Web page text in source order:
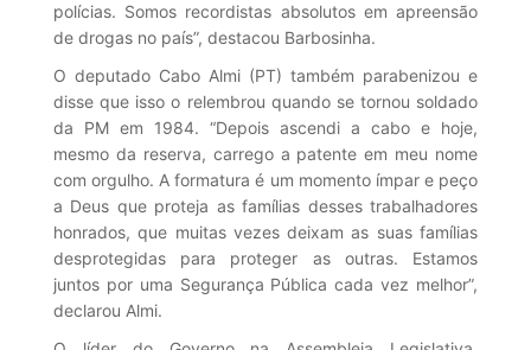
polícias. Somos recordistas absolutos em apreensão
de drogas no país”, destacou Barbosinha.
O deputado Cabo Almi (PT) também parabenizou e
disse que isso o relembrou quando se tornou soldado
da PM em 1984. “Depois ascendi a cabo e hoje,
mesmo da reserva, carrego a patente em meu nome
com orgulho. A formatura é um momento ímpar e peço
a Deus que proteja as famílias desses trabalhadores
honrados, que muitas vezes deixam as suas famílias
desprotegidas para proteger as outras. Estamos
juntos por uma Segurança Pública cada vez melhor”,
declarou Almi.